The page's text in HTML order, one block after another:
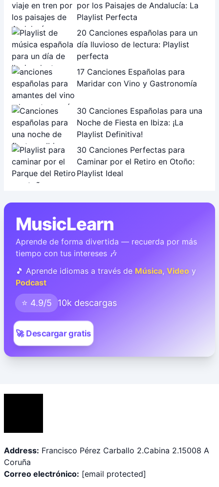
por los Paisajes de Andalucía: La
Playlist Perfecta
20 Canciones españolas para un
día lluvioso de lectura: Playlist
perfecta
17 Canciones Españolas para
Maridar con Vino y Gastronomía
30 Canciones Españolas para una
Noche de Fiesta en Ibiza: ¡La
Playlist Definitiva!
30 Canciones Perfectas para
Caminar por el Retiro en Otoño:
Playlist Ideal
MusicLearn
Aprende de forma divertida — recuerda por más
tiempo con tus intereses 🎶
🎵 Aprende idiomas a través de Música, Video y
Podcast
⭐ 4.9/5 10k descargas
🚀 Descargar gratis
Address: Francisco Pérez Carballo 2.Cabina 2.15008 A
Coruña
Correo electrónico: [email protected]